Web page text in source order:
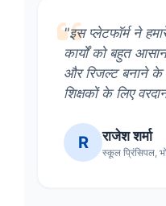
"इस प्लेटफॉर्म ने
कार्यों को बहुत
और रिजल्ट बनाने
शिक्षकों के लिए
R राजेश शर्मा
स्कूल प्रिंसिपल,